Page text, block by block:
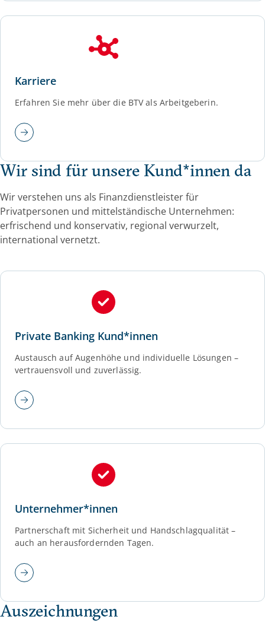
Karriere
Erfahren Sie mehr über die BTV als Arbeitgeberin.
Wir sind für unsere Kund*innen da
Wir verstehen uns als Finanzdienstleister für
Privatpersonen und mittelständische Unternehmen:
erfrischend und konservativ, regional verwurzelt,
international vernetzt.
Private Banking Kund*innen
Austausch auf Augenhöhe und individuelle Lösungen –
vertrauensvoll und zuverlässig.
Unternehmer*innen
Partnerschaft mit Sicherheit und Handschlagqualität –
auch an herausfordernden Tagen.
Auszeichnungen